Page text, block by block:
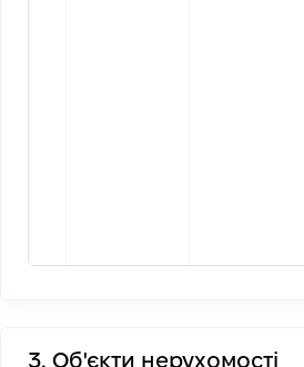
3. Об'єкти нерухомості